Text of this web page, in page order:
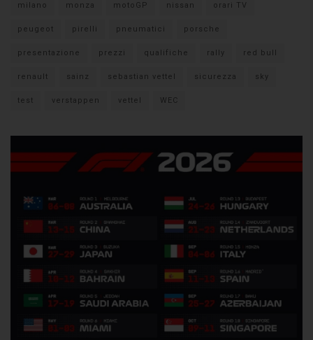
milano monza motoGP nissan orari TV
peugeot pirelli pneumatici porsche
presentazione prezzi qualifiche rally red bull
renault sainz sebastian vettel sicurezza sky
test verstappen vettel WEC